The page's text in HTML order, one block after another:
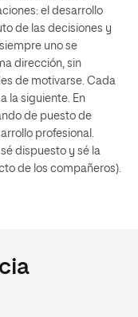
el desarrollo
de las decisiones y
uno se
dirección, sin
de motivarse. Cada
la siguiente. En
de puesto de
profesional.
dispuesto y sé la
de los compañeros).